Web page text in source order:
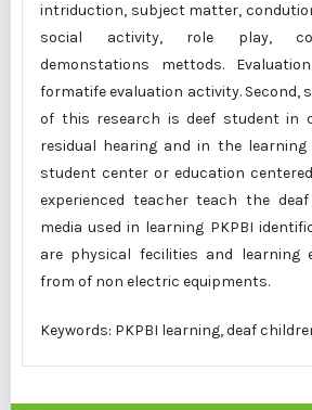
intriduction, subject matter,
social activity, role play,
demonstations mettods.
formatife evaluation activity. Second,
of this research is deef student in
residual hearing and in the
student center or education
experienced teacher teach the
media used in learning PKPBI
are physical fecilities and learning
from of non electric equipments.
Keywords: PKPBI learning, deaf